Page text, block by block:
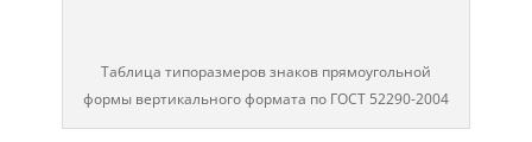
Таблица типоразмеров знаков прямоугольной
формы вертикального формата по ГОСТ 52290-2004